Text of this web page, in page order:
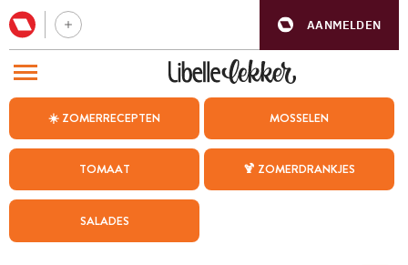
AANMELDEN
☀️ ZOMERRECEPTEN MOSSELEN
TOMAAT 🍹 ZOMERDRANKJES
SALADES
BEZOEK ONZE ANDERE WEBSITES
WEEKMENU
CHAT MET MAIA